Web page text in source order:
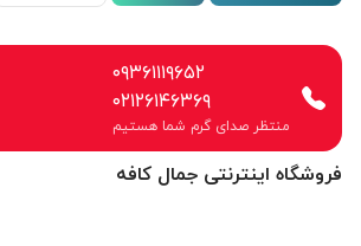
فروشگاه اینترنتی جمال کافه
۰۹۳۶۱۱۱۹۶۵۲
۰۲۱۲۶۱۴۶۳۶۹
منتظر صدای گرم شما هستیم